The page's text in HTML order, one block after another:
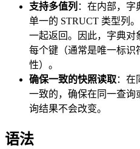
支持多值列 ：在内部，字
单一的 STRUCT 类型列
一起返回。因此，字典对
每个键（通常是唯一标识
性）。
确保一致的快照读取：在
一致的，确保在同一查询
询结果不会改变。
语法